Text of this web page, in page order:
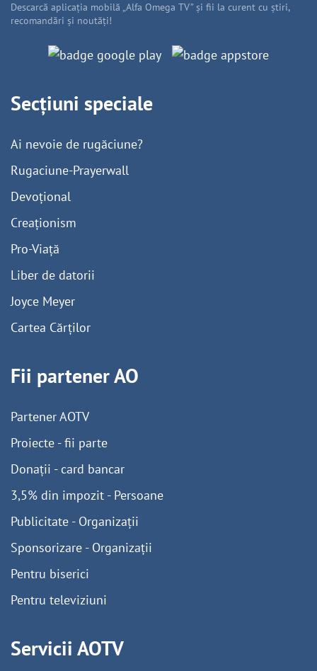
Descarcă aplicația mobilă „Alfa Omega TV” și fii la curent cu știri,
recomandări și noutăți!
Secțiuni speciale
Ai nevoie de rugăciune?
Rugaciune-Prayerwall
Devoțional
Creaționism
Pro-Viață
Liber de datorii
Joyce Meyer
Cartea Cărților
Fii partener AO
Partener AOTV
Proiecte - fii parte
Donații - card bancar
3,5% din impozit - Persoane
Publicitate - Organizații
Sponsorizare - Organizații
Pentru biserici
Pentru televiziuni
Servicii AOTV